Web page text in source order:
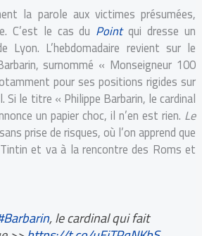
la parole aux victimes présumées,
C’est le cas du Point qui dresse un
Lyon. L’hebdomadaire revient sur le
surnommé « Monseigneur 100
pour ses positions rigides sur
Si le titre « Philippe Barbarin, le cardinal
un papier choc, il n’en est rien. Le
prise de risques, où l’on apprend que
et va à la rencontre des Roms et
, le cardinal qui fait